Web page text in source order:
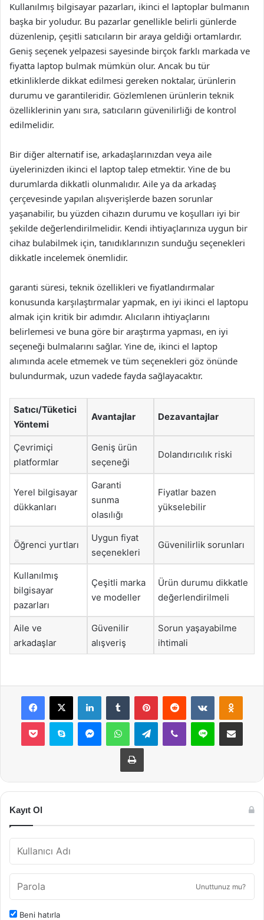
Kullanılmış bilgisayar pazarları, ikinci el laptoplar bulmanın
başka bir yoludur. Bu pazarlar genellikle belirli günlerde
düzenlenip, çeşitli satıcıların bir araya geldiği ortamlardır.
Geniş seçenek yelpazesi sayesinde birçok farklı markada ve
fiyatta laptop bulmak mümkün olur. Ancak bu tür
etkinliklerde dikkat edilmesi gereken noktalar, ürünlerin
durumu ve garantileridir. Gözlemlenen ürünlerin teknik
özelliklerinin yanı sıra, satıcıların güvenilirliği de kontrol
edilmelidir.
Bir diğer alternatif ise, arkadaşlarınızdan veya aile
üyelerinizden ikinci el laptop talep etmektir. Yine de bu
durumlarda dikkatli olunmalıdır. Aile ya da arkadaş
çerçevesinde yapılan alışverişlerde bazen sorunlar
yaşanabilir, bu yüzden cihazın durumu ve koşulları iyi bir
şekilde değerlendirilmelidir. Kendi ihtiyaçlarınıza uygun bir
cihaz bulabilmek için, tanıdıklarınızın sunduğu seçenekleri
dikkatle incelemek önemlidir.
garanti süresi, teknik özellikleri ve fiyatlandırmalar
konusunda karşılaştırmalar yapmak, en iyi ikinci el laptopu
almak için kritik bir adımdır. Alıcıların ihtiyaçlarını
belirlemesi ve buna göre bir araştırma yapması, en iyi
seçeneği bulmalarını sağlar. Yine de, ikinci el laptop
alımında acele etmemek ve tüm seçenekleri göz önünde
bulundurmak, uzun vadede fayda sağlayacaktır.
Satıcı/Tüketici
Yöntemi
Avantajlar Dezavantajlar
Çevrimiçi
platformlar
Geniş ürün
seçeneği
Dolandırıcılık riski
Yerel bilgisayar
dükkanları
Garanti
sunma
olasılığı
Fiyatlar bazen
yükselebilir
Öğrenci yurtları
Uygun fiyat
seçenekleri
Güvenilirlik sorunları
Kullanılmış
bilgisayar
pazarları
Çeşitli marka
ve modeller
Ürün durumu dikkatle
değerlendirilmeli
Aile ve
arkadaşlar
Güvenilir
alışveriş
Sorun yaşayabilme
ihtimali
Facebook
X LinkedInTumblr PinterestReddit VKontakte
Pocket Skype MessengerWhatsAppTelegramViber Line E-Posta ile
Yazdır
Kayıt Ol
Unuttunuz mu?
Beni hatırla